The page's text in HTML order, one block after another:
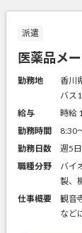
派遣
医薬品メ
勤務地
香川
バス
給与
時給
勤務時間
8:30
勤務日数
週5
職種分野
バイ
製、
仕事概要
観音
など